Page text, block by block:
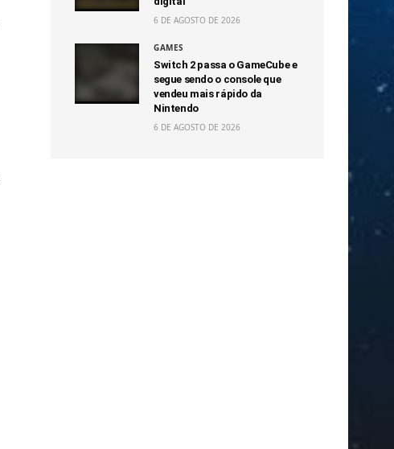
6 DE AGOSTO DE 2026
GAMES
Switch 2 passa o GameCube e
segue sendo o console que
vendeu mais rápido da
Nintendo
6 DE AGOSTO DE 2026